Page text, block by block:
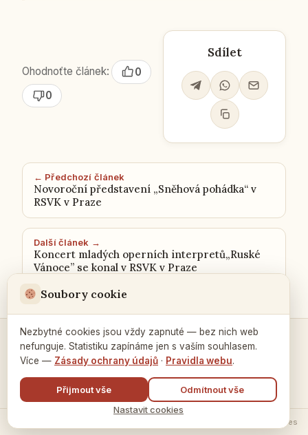
Ohodnoťte článek:
0
0
Sdílet
← Předchozí článek
Novoroční představení „Sněhová pohádka“ v
RSVK v Praze
Další článek →
Koncert mladých operních interpretů„Ruské
Vánoce” se konal v RSVK v Praze
Kontakty a spojení →
Nastavení cookies
Soubory cookie
Nezbytné cookies jsou vždy zapnuté — bez nich web
nefunguje. Statistiku zapínáme jen s vaším souhlasem.
Více — Zásady ochrany údajů · Pravidla webu.
Přijmout vše
Odmítnout vše
Nastavit cookies